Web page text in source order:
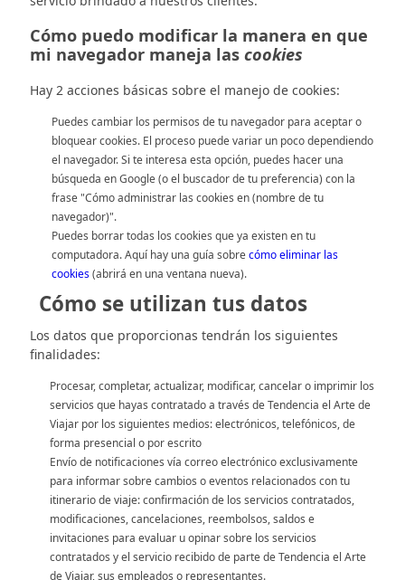
Cómo puedo modificar la manera en que
mi navegador maneja las cookies
Hay 2 acciones básicas sobre el manejo de cookies:
Puedes cambiar los permisos de tu navegador para aceptar o
bloquear cookies. El proceso puede variar un poco dependiendo
el navegador. Si te interesa esta opción, puedes hacer una
búsqueda en Google (o el buscador de tu preferencia) con la
frase "Cómo administrar las cookies en (nombre de tu
navegador)".
Puedes borrar todas los cookies que ya existen en tu
computadora. Aquí hay una guía sobrecómo eliminar las
cookies(abrirá en una ventana nueva).
Cómo se utilizan tus datos
Los datos que proporcionas tendrán los siguientes
finalidades:
Procesar, completar, actualizar, modificar, cancelar o imprimir los
servicios que hayas contratado a través de Tendencia el Arte de
Viajar por los siguientes medios: electrónicos, telefónicos, de
forma presencial o por escrito
Envío de notificaciones vía correo electrónico exclusivamente
para informar sobre cambios o eventos relacionados con tu
itinerario de viaje: confirmación de los servicios contratados,
modificaciones, cancelaciones, reembolsos, saldos e
invitaciones para evaluar u opinar sobre los servicios
contratados y el servicio recibido de parte de Tendencia el Arte
de Viajar, sus empleados o representantes.